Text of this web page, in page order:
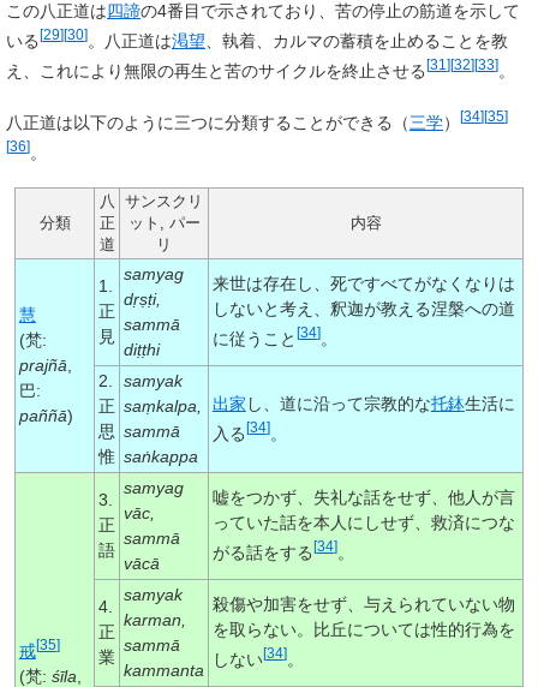
この八正道は四諦の4番目で示されており、苦の停止の筋道を示して
いる [29][30] 。八正道は渇望 、執着、カルマの蓄積を止めることを教
え、これにより無限の再生と苦のサイクルを終止させる[31 ][32][33]。
八正道は以下のように三つに分類することができる（三学） [34][35]
[36]。
分類
八
正
道
サンスクリ
ット, パー
リ
内容
慧
(梵:
prajñā
巴:
paññā)
1.
正
見
samyag
dṛṣṭi,
sammā
diṭṭhi
来世は存在し、死ですべてがなくなりは
しないと考え、釈迦が教える涅槃への道
に従うこと [34]。
2.
正
思
惟
samyak
saṃkalpa
sammā
saṅkappa
出家 し、道に沿って宗教的な托鉢生活に
入る [34]。
戒[35]
(梵: śīla
3.
正
語
samyag
vāc,
sammā
vācā
嘘をつかず、失礼な話をせず、他人が言
っていた話を本人にしせず、救済につな
がる話をする [34]。
4.
正
業
samyak
karman
sammā
kammanta
殺傷や加害をせず、与えられていない物
を取らない。比丘については性的行為を
しない[34]。